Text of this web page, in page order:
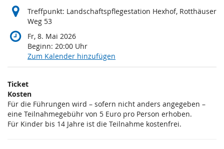
Treffpunkt: Landschaftspflegestation Hexhof, Rotthäuser
Weg 53
Fr, 8. Mai 2026
Beginn: 20:00 Uhr
Zum Kalender hinzufügen
Produkte
Unkategorisierte
Produkte
Ticket
Kosten
Für die Führungen wird – sofern nicht anders angegeben –
eine Teilnahmegebühr von 5 Euro pro Person erhoben.
Für Kinder bis 14 Jahre ist die Teilnahme kostenfrei.